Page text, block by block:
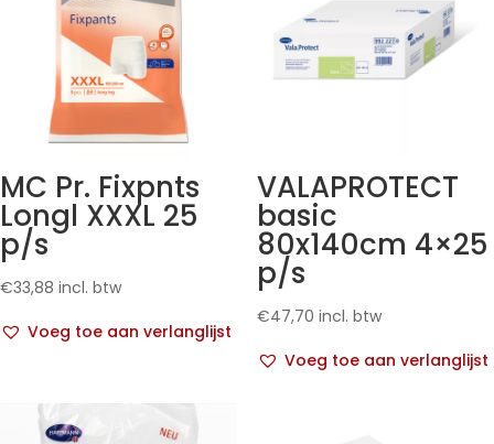
MC Pr. Fixpnts
Longl XXXL 25
p/s
€33,88 incl. btw
Voeg toe aan verlanglijst
VALAPROTECT
basic
80x140cm 4×25
p/s
€47,70 incl. btw
Voeg toe aan verlanglijst